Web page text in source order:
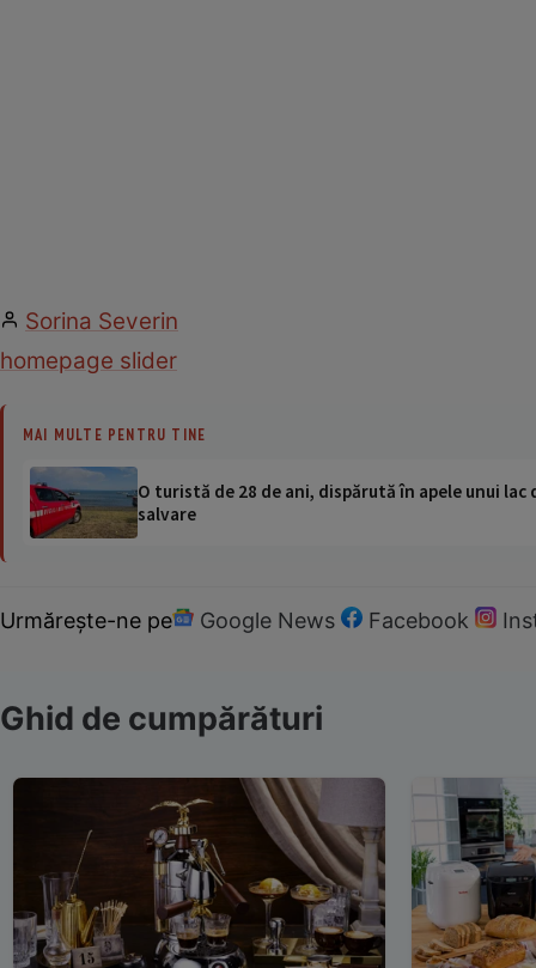
Sorina Severin
homepage slider
MAI MULTE PENTRU TINE
O turistă de 28 de ani, dispărută în apele unui
salvare
Urmărește-ne pe Google News Facebook
Ghid de cumpărături